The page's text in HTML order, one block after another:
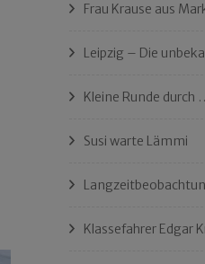
Frau Krause aus
Leipzig – Die
Kleine Runde durch
Susi warte Lämmi
Klassefahrer Edgar